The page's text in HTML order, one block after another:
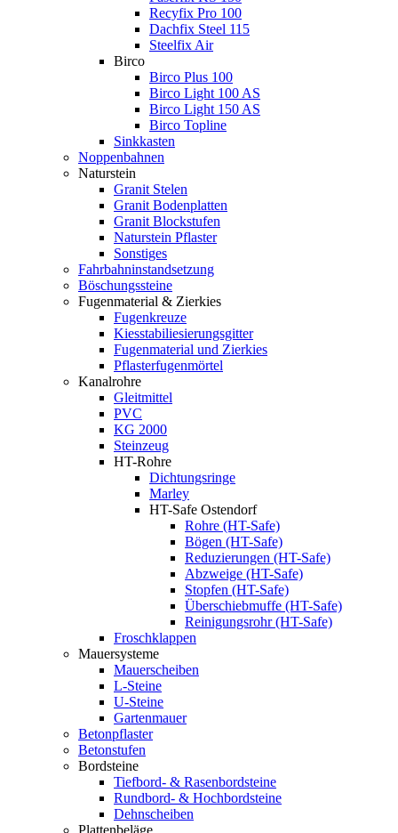
Recyfix Pro 100
Dachfix Steel 115
Steelfix Air
Birco
Birco Plus 100
Birco Light 100 AS
Birco Light 150 AS
Birco Topline
Sinkkasten
Noppenbahnen
Naturstein
Granit Stelen
Granit Bodenplatten
Granit Blockstufen
Naturstein Pflaster
Sonstiges
Fahrbahninstandsetzung
Böschungssteine
Fugenmaterial & Zierkies
Fugenkreuze
Kiesstabiliesierungsgitter
Fugenmaterial und Zierkies
Pflasterfugenmörtel
Kanalrohre
Gleitmittel
PVC
KG 2000
Steinzeug
HT-Rohre
Dichtungsringe
Marley
HT-Safe Ostendorf
Rohre (HT-Safe)
Bögen (HT-Safe)
Reduzierungen (HT-Safe)
Abzweige (HT-Safe)
Stopfen (HT-Safe)
Überschiebmuffe (HT-Safe)
Reinigungsrohr (HT-Safe)
Froschklappen
Mauersysteme
Mauerscheiben
L-Steine
U-Steine
Gartenmauer
Betonpflaster
Betonstufen
Bordsteine
Tiefbord- & Rasenbordsteine
Rundbord- & Hochbordsteine
Dehnscheiben
Plattenbeläge